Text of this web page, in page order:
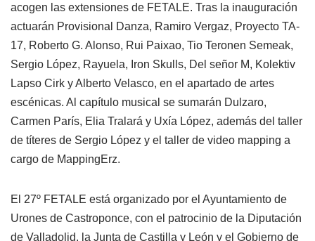
acogen las extensiones de FETALE. Tras la inauguración
actuarán Provisional Danza, Ramiro Vergaz, Proyecto TA-
17, Roberto G. Alonso, Rui Paixao, Tio Teronen Semeak,
Sergio López, Rayuela, Iron Skulls, Del señor M, Kolektiv
Lapso Cirk y Alberto Velasco, en el apartado de artes
escénicas. Al capítulo musical se sumarán Dulzaro,
Carmen París, Elia Tralará y Uxía López, además del taller
de títeres de Sergio López y el taller de video mapping a
cargo de MappingErz.
El 27º FETALE está organizado por el Ayuntamiento de
Urones de Castroponce, con el patrocinio de la Diputación
de Valladolid, la Junta de Castilla y León y el Gobierno de